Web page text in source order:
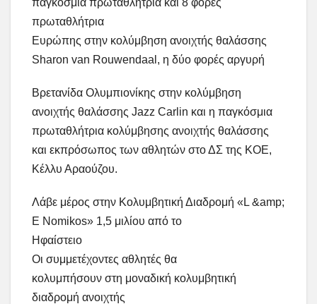
παγκόσμια πρωταθλήτρια και 8 φορές
πρωταθλήτρια
Ευρώπης στην κολύμβηση ανοιχτής θαλάσσης
Sharon van Rouwendaal, η δύο φορές αργυρή
Βρετανίδα Ολυμπιονίκης στην κολύμβηση
ανοιχτής θαλάσσης Jazz Carlin και η παγκόσμια
πρωταθλήτρια κολύμβησης ανοιχτής θαλάσσης
και εκπρόσωπος των αθλητών στο ΔΣ της ΚΟΕ,
Κέλλυ Αραούζου.
Λάβε μέρος στην Κολυμβητική Διαδρομή «L &amp;
E Nomikos» 1,5 μιλίου από το
Ηφαίστειο
Οι συμμετέχοντες αθλητές θα
κολυμπήσουν στη μοναδική κολυμβητική
διαδρομή ανοιχτής